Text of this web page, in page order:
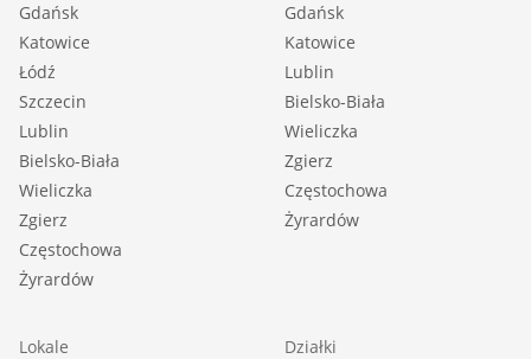
Gdańsk
Katowice
Łódź
Szczecin
Lublin
Bielsko-Biała
Wieliczka
Zgierz
Częstochowa
Żyrardów
Gdańsk
Katowice
Lublin
Bielsko-Biała
Wieliczka
Zgierz
Częstochowa
Żyrardów
Lokale
Działki